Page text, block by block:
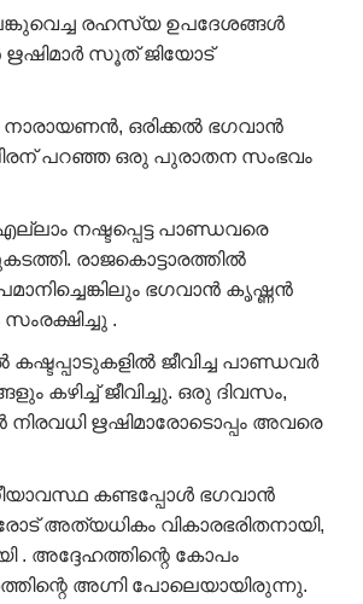
രഹസ്യ ഉപദേശങ്ങൾ
ഋഷിമാർ സൂത് ജിയോട്
നാരായണൻ, ഒരിക്കൽ ഭഗവാൻ
പറഞ്ഞ ഒരു പുരാതന സംഭവം
നഷ്ടപ്പെട്ട പാണ്ഡവരെ
രാജകൊട്ടാരത്തിൽ
ഭഗവാൻ കൃഷ്ണൻ
.
ജീവിച്ച പാണ്ഡവർ
കഴിച്ച് ജീവിച്ചു. ഒരു ദിവസം,
ഋഷിമാരോടൊപ്പം അവരെ
കണ്ടപ്പോൾ ഭഗവാൻ
അത്യധികം വികാരഭരിതനായി,
. അദ്ദേഹത്തിന്റെ കോപം
അഗ്നി പോലെയായിരുന്നു.